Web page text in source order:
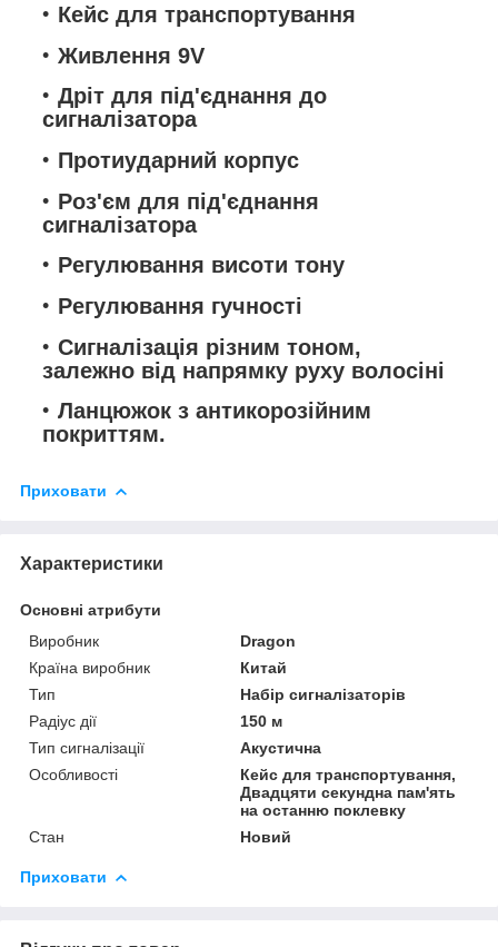
Кейс для транспортування
Живлення 9V
Дріт для під'єднання до
сигналізатора
Протиударний корпус
Роз'єм для під'єднання
сигналізатора
Регулювання висоти тону
Регулювання гучності
Сигналізація різним тоном,
залежно від напрямку руху волосіні
Ланцюжок з антикорозійним
покриттям.
Приховати
Характеристики
Основні атрибути
Виробник
Dragon
Країна виробник
Китай
Тип
Набір сигналізаторів
Радіус дії
150 м
Тип сигналізації
Акустична
Особливості
Кейс для транспортування,
Двадцяти секундна пам'ять
на останню поклевку
Стан
Новий
Приховати